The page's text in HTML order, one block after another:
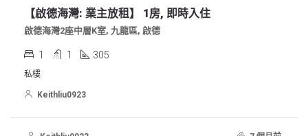
【啟德海灣: 業主放租】 1房, 即時入住
啟德海灣2座中層K室, 九龍區, 啟德
1 1 305
私樓
Keithliu0923